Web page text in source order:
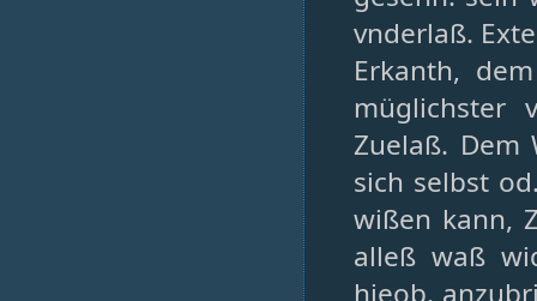
vnderlaß.
Erkanth,
müglichster
Zuelaß.
sich selbst
wißen kann,
alleß waß
hieob.